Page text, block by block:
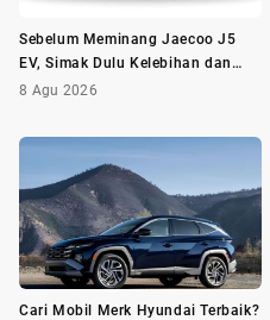
Sebelum Meminang Jaecoo J5
EV, Simak Dulu Kelebihan dan
Kekurangannya
8 Agu 2026
Cari Mobil Merk Hyundai Terbaik?